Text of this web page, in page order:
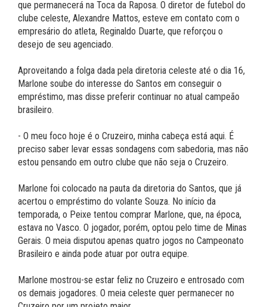
que permanecerá na Toca da Raposa. O diretor de futebol do
clube celeste, Alexandre Mattos, esteve em contato com o
empresário do atleta, Reginaldo Duarte, que reforçou o
desejo de seu agenciado.
Aproveitando a folga dada pela diretoria celeste até o dia 16,
Marlone soube do interesse do Santos em conseguir o
empréstimo, mas disse preferir continuar no atual campeão
brasileiro.
- O meu foco hoje é o Cruzeiro, minha cabeça está aqui. É
preciso saber levar essas sondagens com sabedoria, mas não
estou pensando em outro clube que não seja o Cruzeiro.
Marlone foi colocado na pauta da diretoria do Santos, que já
acertou o empréstimo do volante Souza. No início da
temporada, o Peixe tentou comprar Marlone, que, na época,
estava no Vasco. O jogador, porém, optou pelo time de Minas
Gerais. O meia disputou apenas quatro jogos no Campeonato
Brasileiro e ainda pode atuar por outra equipe.
Marlone mostrou-se estar feliz no Cruzeiro e entrosado com
os demais jogadores. O meia celeste quer permanecer no